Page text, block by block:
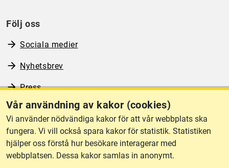
Vår användning av kakor (cookies)
Vi använder nödvändiga kakor för att vår webbplats ska
fungera. Vi vill också spara kakor för statistik. Statistiken
hjälper oss förstå hur besökare interagerar med
webbplatsen. Dessa kakor samlas in anonymt.
Följ oss
Sociala medier
Nyhetsbrev
Press
RSS
Om webbplatsen